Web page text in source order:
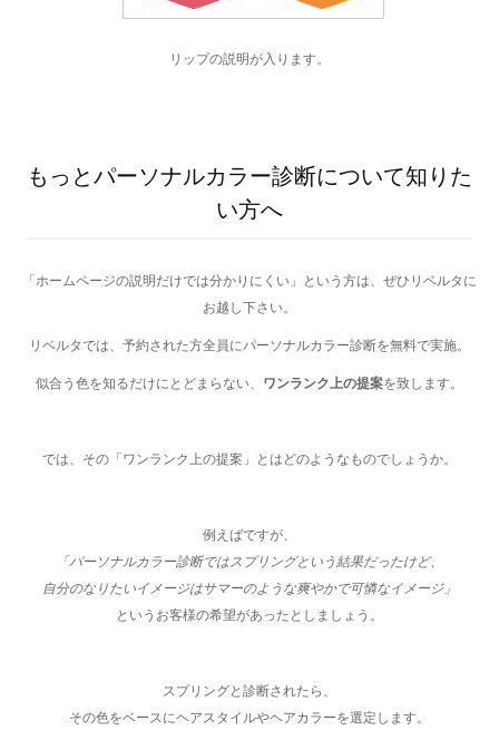
リップの説明が入ります。
もっとパーソナルカラー診断について知りた
い方へ
「ホームページの説明だけでは分かりにくい」という方は、ぜひリベルタに
お越し下さい。
リベルタでは、予約された方全員にパーソナルカラー診断を無料で実施。
似合う色を知るだけにとどまらない、 ワンランク上の提案を致します。
では、その「ワンランク上の提案」とはどのようなものでしょうか。
例えばですが、
「パーソナルカラー診断ではスプリングという結果だったけど、
自分のなりたいイメージはサマーのような爽やかで可憐なイメージ」
というお客様の希望があったとしましょう。
スプリングと診断されたら、
その色をベースにヘアスタイルやヘアカラーを選定します。